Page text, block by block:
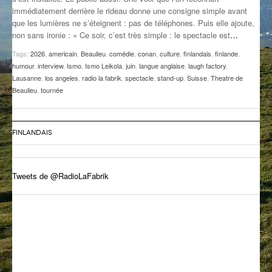
GROOVE N SUN
IL ÉTAIT UNE FOIS
L’ASTUCE DE LA PORTE EN BOIS
LA FABRIK POÉTIK
PLUS DE MIX
immédiatement derrière le rideau donne une consigne simple avant
que les lumières ne s’éteignent : pas de téléphones. Puis elle ajoute,
non sans ironie : « Ce soir, c’est très simple : le spectacle est…
Tags: 2026 americain Beaulieu comédie conan culture finlandais finlande
humour, interview, Ismo Ismo Leikola juin langue anglaise laugh factory
Lausanne los angeles radio la fabrik spectacle stand-up Suisse Theatre de
Beaulieu tournée
FINLANDAIS
Tweets de @RadioLaFabrik